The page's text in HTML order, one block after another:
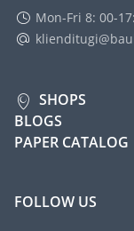
Mon-Fri 8: 00-
SHOPS
BLOGS
PAPER CATALOG
FOLLOW US